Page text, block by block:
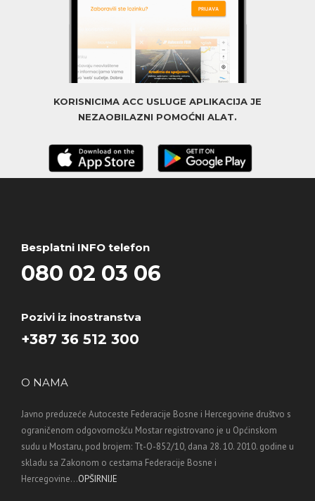
KORISNICIMA ACC USLUGE APLIKACIJA JE
NEZAOBILAZNI POMOĆNI ALAT.
Besplatni INFO telefon
080 02 03 06
Pozivi iz inostranstva
+387 36 512 300
O NAMA
Javno preduzeće Autoceste Federacije Bosne i Hercegovine društvo s
ograničenom odgovornošću Mostar registrovano je u Općinskom
sudu u Mostaru, pod brojem: Tt-O-852/10, dana 28. 10. 2010. godine u
skladu sa Zakonom o cestama Federacije Bosne i
Hercegovine...OPŠIRNIJE